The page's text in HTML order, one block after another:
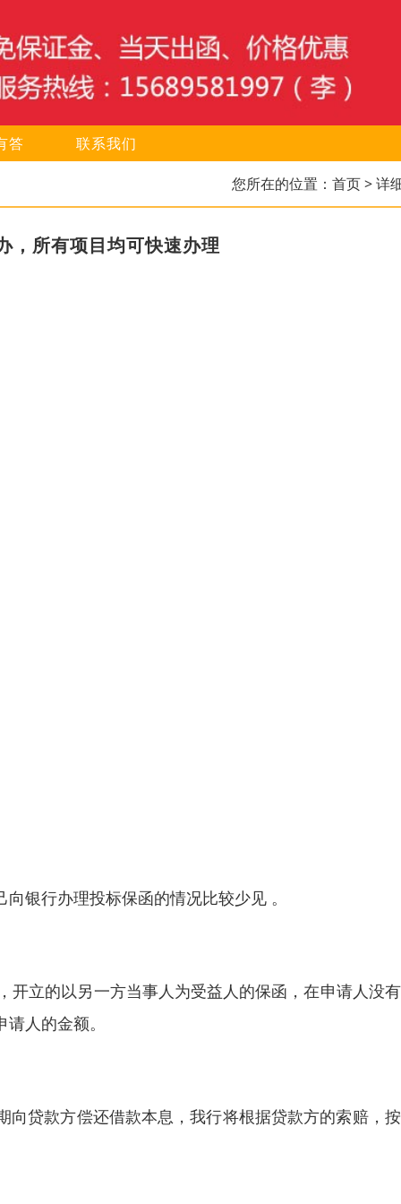
答 联系我们
您所在的位置： 首页> 详
，所有项目均可快速办理
银行办理投标保函的情况比较少见 。
开立的以另一方当事人为受益人的保函，在申请人没
人的金额。
贷款方偿还借款本息，我行将根据贷款方的索赔，